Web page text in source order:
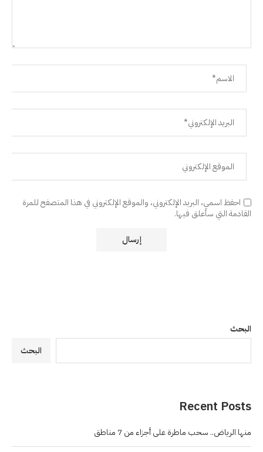
احفظ اسمي، البريد الإلكتروني، والموقع الإلكتروني في هذا المتصفح للمرة
القادمة التي سأعلق فيها.
البحث
البحث
Recent Posts
منها الرياض.. سحب ماطرة على أجزاء من 7 مناطق